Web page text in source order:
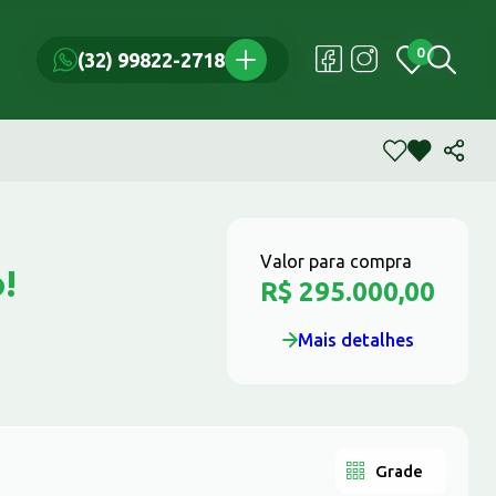
(32) 99822-2718 0
(32) 99822-2718 0
Valor para compra
R$ 295.000,00
Mais detalhes
Grade